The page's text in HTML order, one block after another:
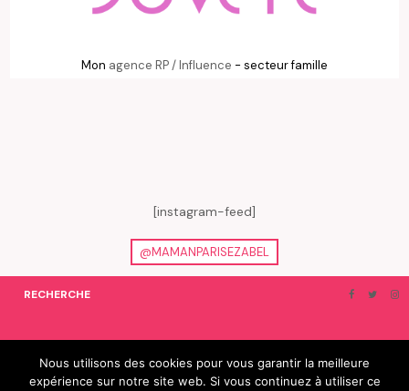
Mon agence RP / Influence - secteur famille
[instagram-feed]
@MAMANPARISEZABEL
RECHERCHE
ON EN PARLE… BLOGROLL
Nous utilisons des cookies pour vous garantir la meilleure
expérience sur notre site web. Si vous continuez à utiliser ce